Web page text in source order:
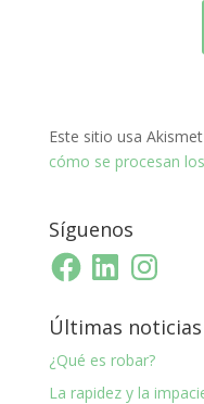
Este sitio usa
cómo se procesan
Síguenos
FacebookLinkedInInstagram
Últimas noticias
¿Qué es robar?
La rapidez y la